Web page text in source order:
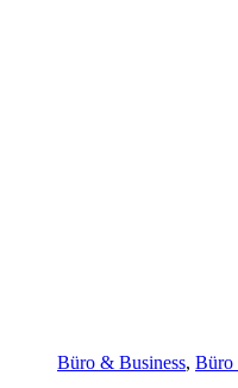
Büro & Business, Büro